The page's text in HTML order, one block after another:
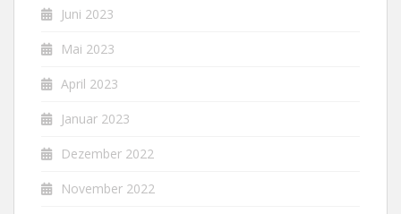
Juni 2023
Mai 2023
April 2023
Januar 2023
Dezember 2022
November 2022